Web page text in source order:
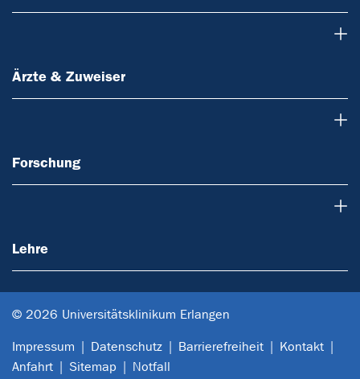
Ärzte & Zuweiser
Forschung
Lehre
© 2026 Universitätsklinikum Erlangen
Impressum Datenschutz Barrierefreiheit
Kontakt
Anfahrt
Sitemap Notfall